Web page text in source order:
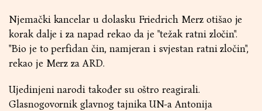
Njemački kancelar u dolasku Friedrich Merz otišao je
korak dalje i za napad rekao da je "težak ratni zločin".
"Bio je to perfidan čin, namjeran i svjestan ratni zločin",
rekao je Merz za ARD.
Ujedinjeni narodi također su oštro reagirali.
Glasnogovornik glavnog tajnika UN-a Antonija